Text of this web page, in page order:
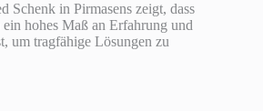
Schenk in Pirmasens zeigt, dass
hohes Maß an Erfahrung und
um tragfähige Lösungen zu